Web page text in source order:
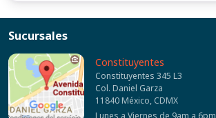
Sucursales
Constituyentes
Constituyentes 345 L3
Col. Daniel Garza
11840 México, CDMX
Lunes a Viernes de 9am a 6pm